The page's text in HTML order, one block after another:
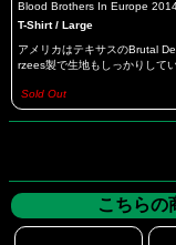
Blood Brothers In Europe
T-Shirt / Large
アメリカはテキサスのBrutal
rzees製で生地もしっかりしてい
Sold Out
こちらの